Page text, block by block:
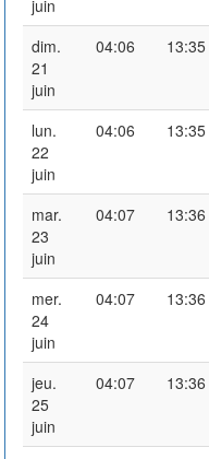
juin
dim.
21
juin
04:06 13:35
lun.
22
juin
04:06 13:35
mar.
23
juin
04:07 13:36
mer.
24
juin
04:07 13:36
jeu.
25
juin
04:07 13:36